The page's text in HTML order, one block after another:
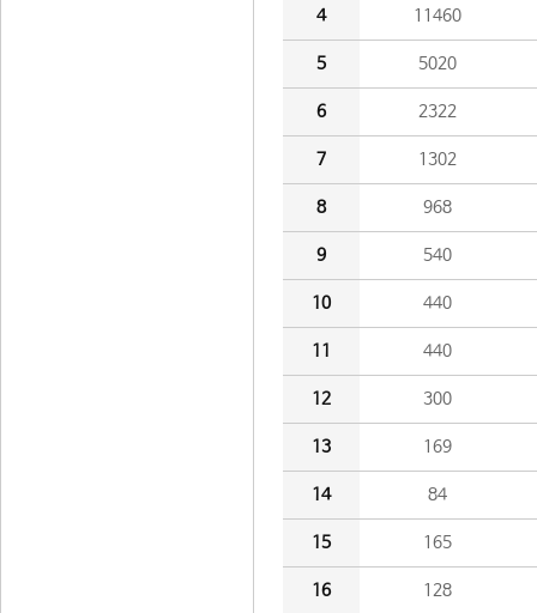
4 11460
5 5020
6 2322
7 1302
8 968
9 540
10 440
11 440
12 300
13 169
14 84
15 165
16 128